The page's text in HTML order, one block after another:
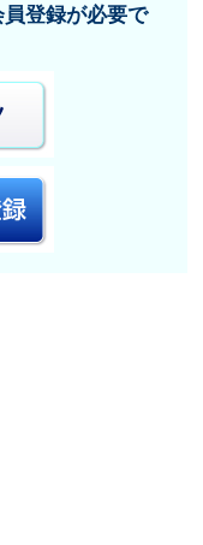
登録が必要で